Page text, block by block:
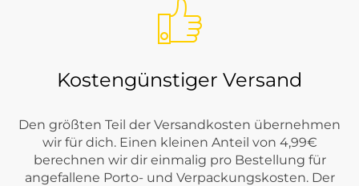
Kostengünstiger Versand
Den größten Teil der Versandkosten übernehmen
wir für dich. Einen kleinen Anteil von 4,99€
berechnen wir dir einmalig pro Bestellung für
angefallene Porto- und Verpackungskosten. Der